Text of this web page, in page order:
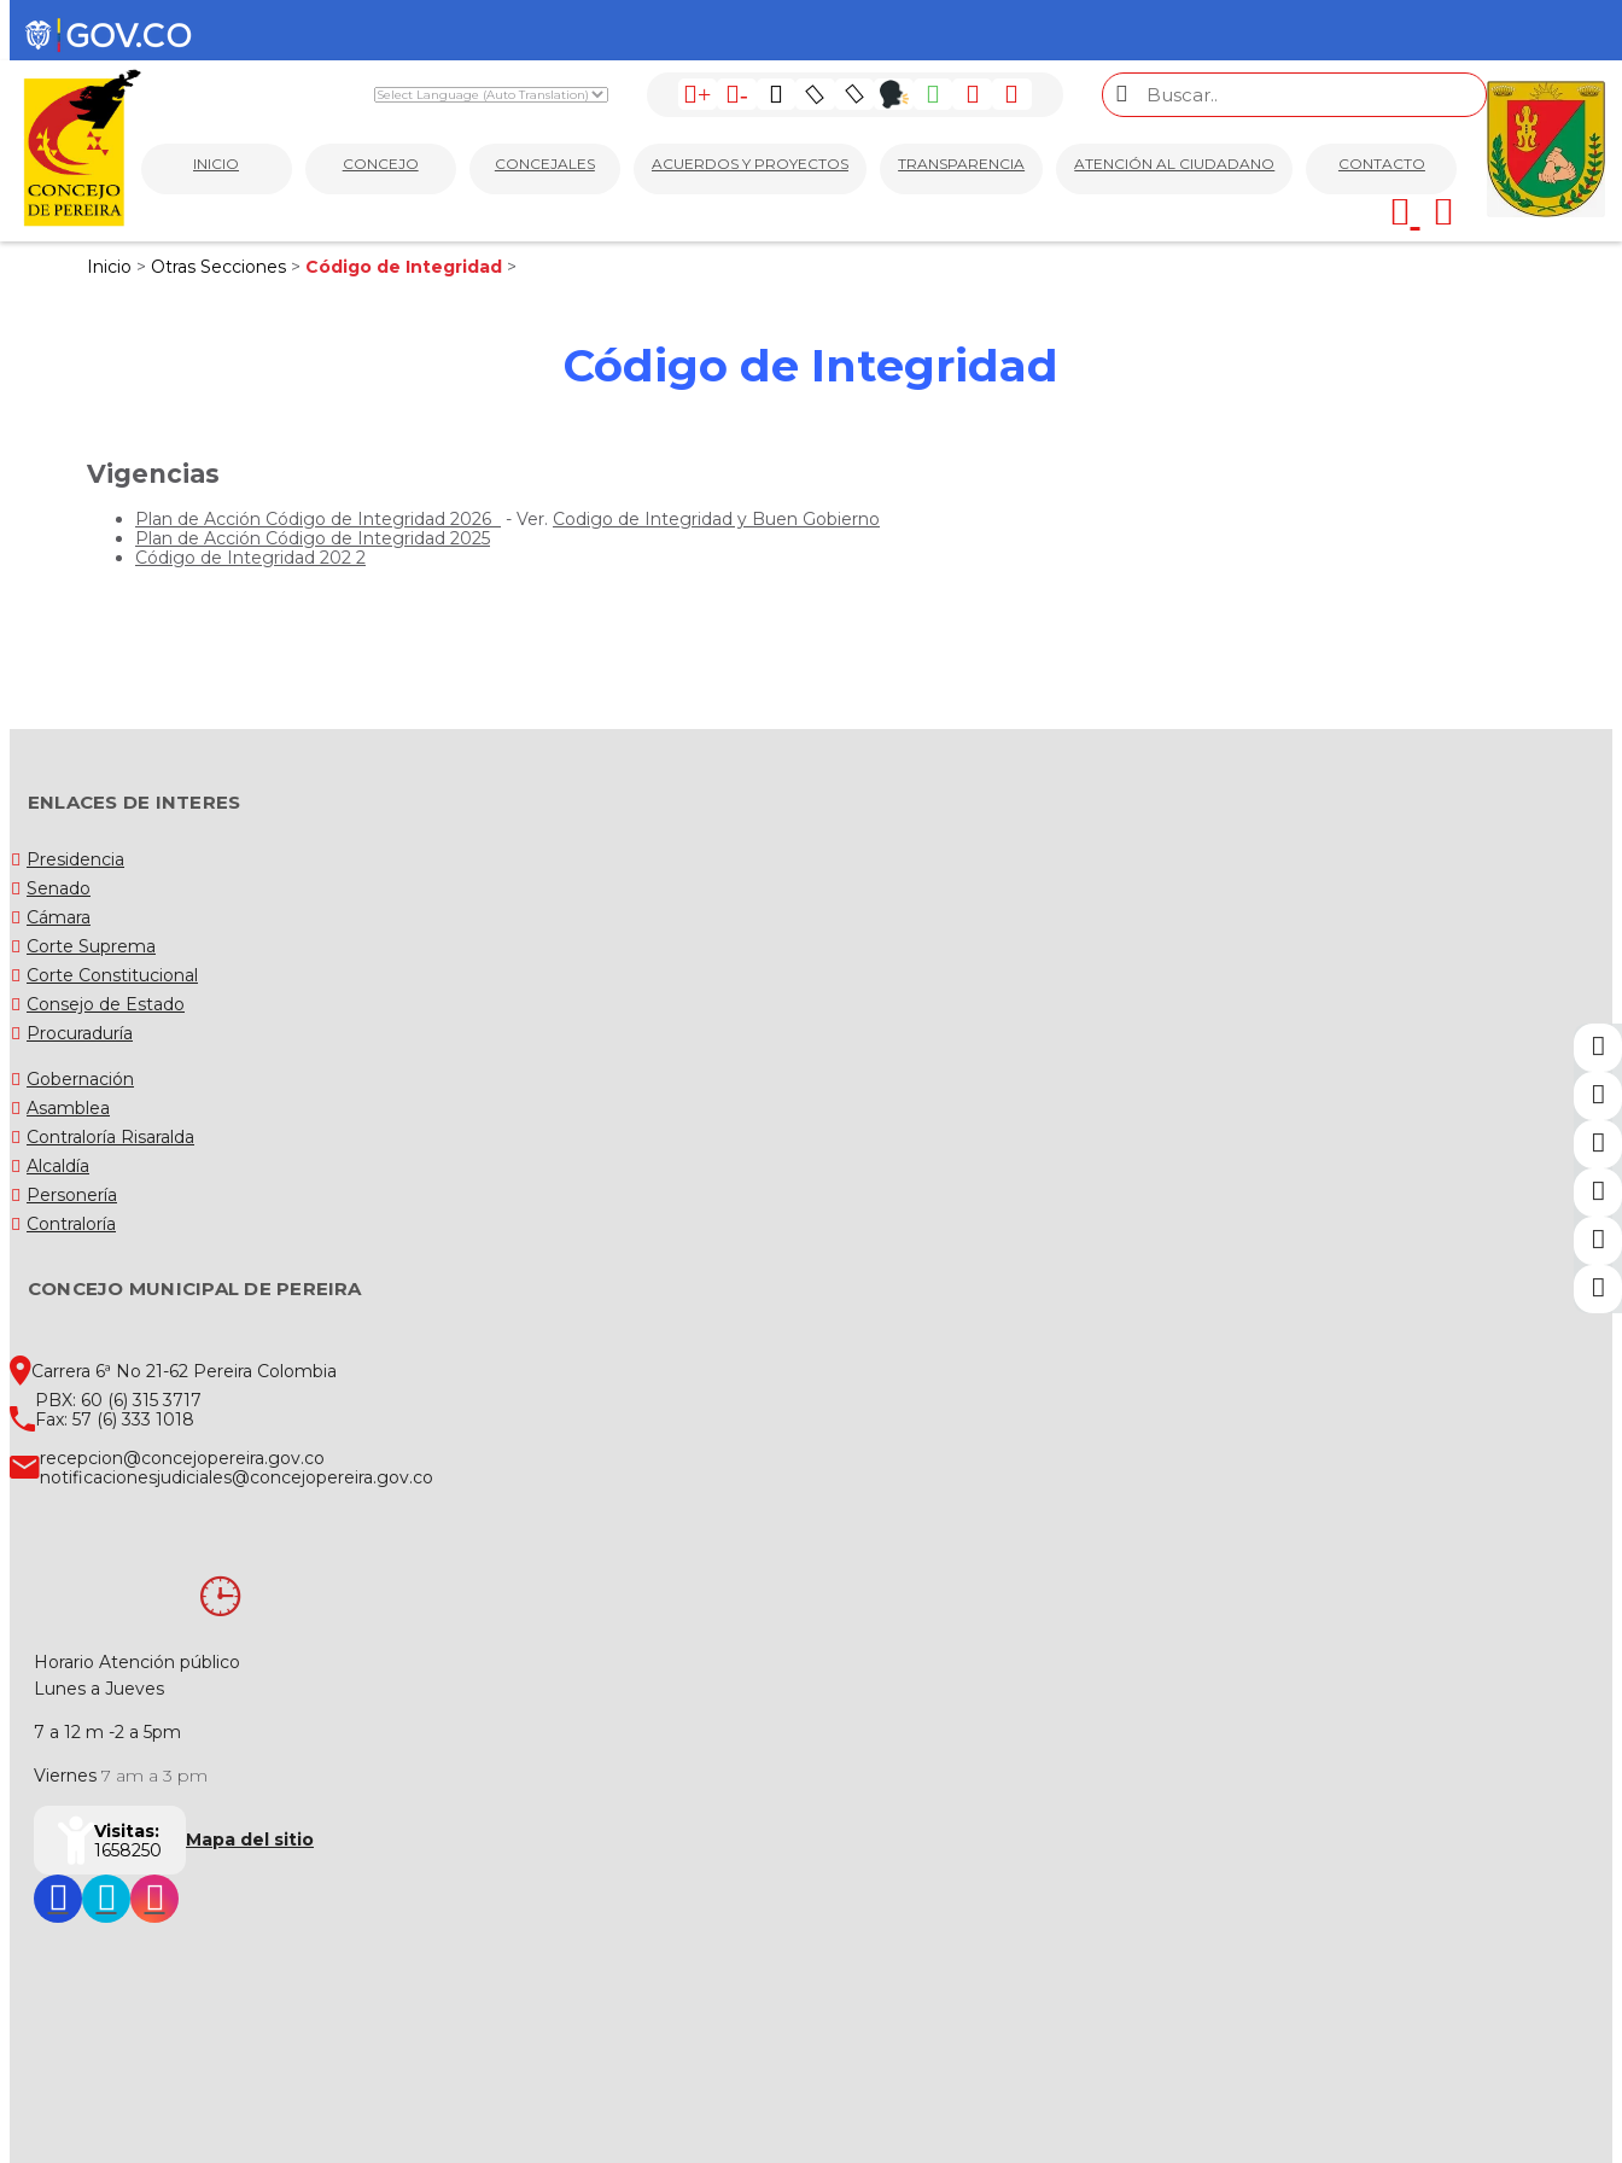
+ -
INICIO CONCEJO CONCEJALES ACUERDOS Y PROYECTOS TRANSPARENCIA ATENCIÓN AL CIUDADANO CONTACTO
Inicio > Otras Secciones > Código de Integridad >
Código de Integridad
Vigencias
Plan de Acción Código de Integridad 2026 - Ver. Codigo de Integridad y Buen Gobierno
Plan de Acción Código de Integridad 2025
Código de Integridad 202 2
ENLACES DE INTERES
Presidencia
Senado
Cámara
Corte Suprema
Corte Constitucional
Consejo de Estado
Procuraduría
Gobernación
Asamblea
Contraloría Risaralda
Alcaldía
Personería
Contraloría
CONCEJO MUNICIPAL DE PEREIRA
Carrera 6ª No 21-62 Pereira Colombia
PBX: 60 (6) 315 3717
Fax: 57 (6) 333 1018
recepcion@concejopereira.gov.co
notificacionesjudiciales@concejopereira.gov.co
Horario Atención público
Lunes a Jueves
7 a 12 m -2 a 5pm
Viernes 7 am a 3 pm
Visitas:
1658250
Mapa del sitio